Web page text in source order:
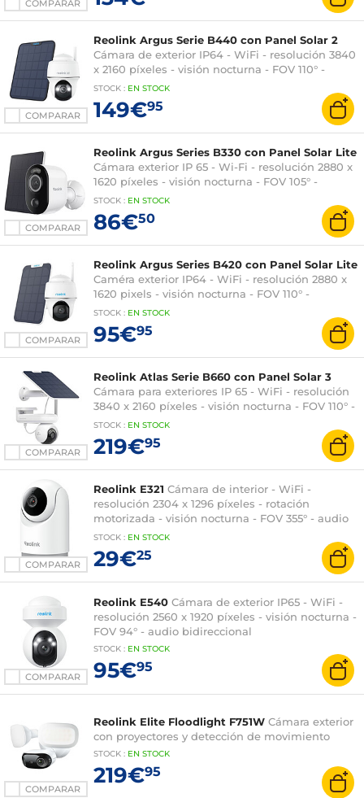
COMPARAR
COMPARAR
Reolink Argus Serie B440 con Panel Solar 2
Cámara de exterior IP64 - WiFi - resolución 3840
x 2160 píxeles - visión nocturna - FOV 110° -
detección 120°
STOCK : EN STOCK
149€95
COMPARAR
Reolink Argus Series B330 con Panel Solar Lite
Cámara exterior IP 65 - Wi-Fi - resolución 2880 x
1620 píxeles - visión nocturna - FOV 105° -
detección 100° - puerto microSD - batería
recargable - USB-C
STOCK : EN STOCK
86€50
COMPARAR
Reolink Argus Series B420 con Panel Solar Lite
Caméra exterior IP64 - WiFi - resolución 2880 x
1620 pixels - visión nocturna - FOV 110° -
detección 120°
STOCK : EN STOCK
95€95
COMPARAR
Reolink Atlas Serie B660 con Panel Solar 3
Cámara para exteriores IP 65 - WiFi - resolución
3840 x 2160 píxeles - visión nocturna - FOV 110° -
detección 360° - batería de 20000 mAh
STOCK : EN STOCK
219€95
COMPARAR
Reolink E321 Cámara de interior - WiFi -
resolución 2304 x 1296 píxeles - rotación
motorizada - visión nocturna - FOV 355° - audio
bidireccional
STOCK : EN STOCK
29€25
COMPARAR
Reolink E540 Cámara de exterior IP65 - WiFi -
resolución 2560 x 1920 píxeles - visión nocturna -
FOV 94° - audio bidireccional
STOCK : EN STOCK
95€95
COMPARAR
Reolink Elite Floodlight F751W Cámara exterior
con proyectores y detección de movimiento
STOCK : EN STOCK
219€95